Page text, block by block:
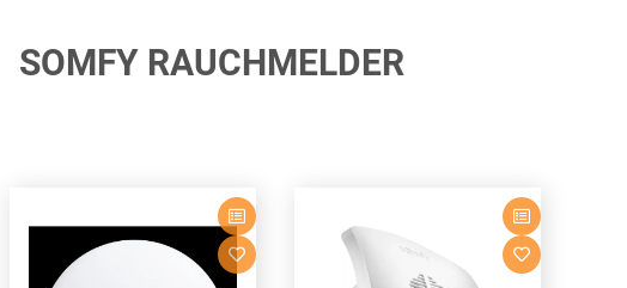
SOMFY RAUCHMELDER